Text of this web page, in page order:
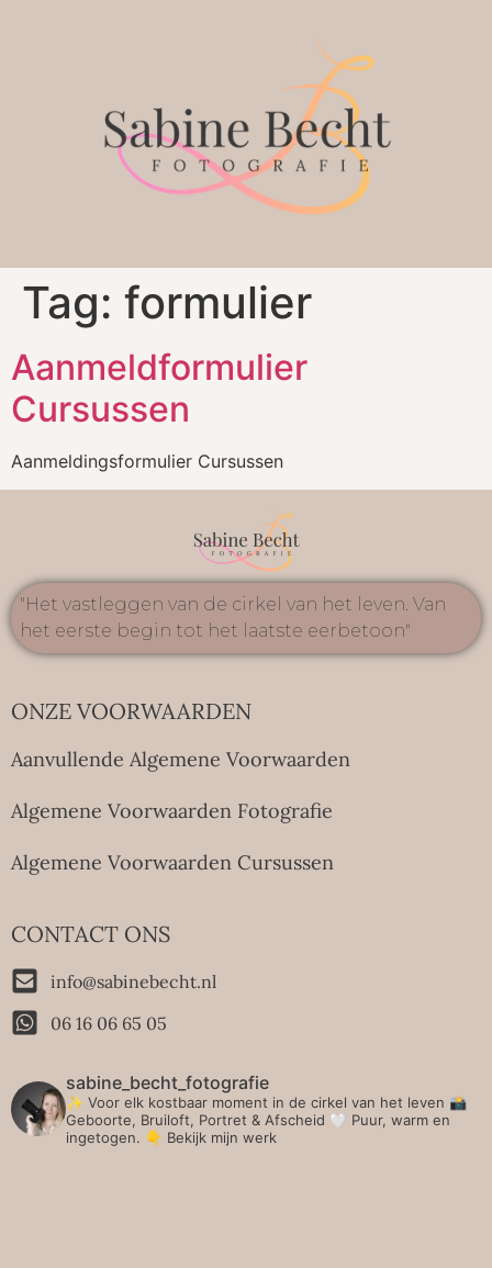
Tag: formulier
Aanmeldformulier
Cursussen
Aanmeldingsformulier Cursussen
"Het vastleggen van de cirkel van het leven. Van
het eerste begin tot het laatste eerbetoon"
ONZE VOORWAARDEN
Aanvullende Algemene Voorwaarden
Algemene Voorwaarden Fotografie
Algemene Voorwaarden Cursussen
CONTACT ONS
info@sabinebecht.nl
06 16 06 65 05
sabine_becht_fotografie
✨ Voor elk kostbaar moment in de cirkel van het leven 📸
Geboorte, Bruiloft, Portret & Afscheid 🤍 Puur, warm en
ingetogen. 👇 Bekijk mijn werk